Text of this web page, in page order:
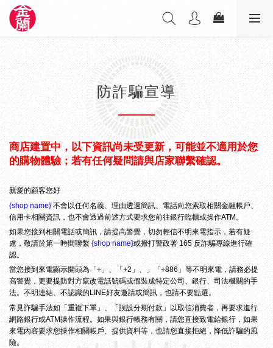
防詐騙宣導
商店建置中，以下資訊尚未受更新，可能並不適用於您
的購物體驗；若有任何疑問請與店家聯繫確認。
親愛的顧客您好
{shop name}不會以任何名義、理由透過簡訊、電話向您索取相關金融帳戶、
信用卡相關資訊，也不會透過前述方式要求您前往銀行臨櫃或操作ATM。
如果您接到相關電話或簡訊，請提高警覺，切勿輕信不明來電指示，若有疑
慮，敬請於第一時間聯繫{shop name}或撥打警政署 165 反詐騙專線進行確
認。
當您接到來電顯示開頭為「+」、「+2」、」「+886」等不明來電，請務必提
高警覺，更要提防對方竄改電話號碼或假裝成特定公司、銀行、司法機關的手
法。不明連結、不認識的LINE好友邀請或簡訊，也請不要點選。
常見詐騙手法如「重複下單」、「誤設分期付款」以取信消費者，再要求進行
網路銀行或ATM操作流程。如果與銀行帳務有關，請您直接致電給銀行，如果
來電內容要求您操作相關帳戶、提供資料等，也請您直接拒絕，降低詐騙的風
險。